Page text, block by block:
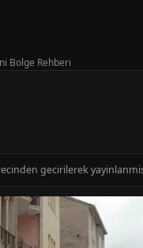
Bolge Rehberi
gecirilerek